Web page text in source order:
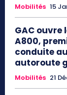
Mobilités 15
GAC ouvre
A800,
conduite
autoroute
Mobilités 21